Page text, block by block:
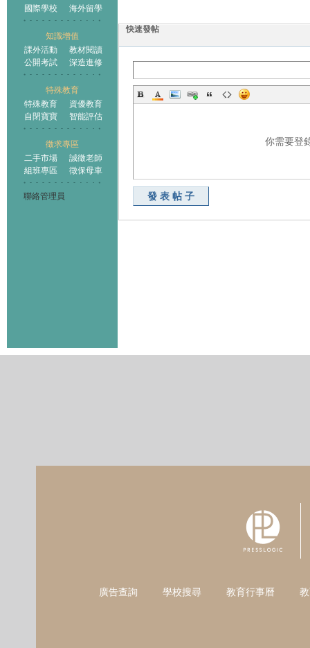
國際學校
海外留學
知識增值
課外活動
教材閱讀
公開考試
深造進修
特殊教育
特殊教育
資優教育
自閉寶寶
智能評估
徵求專區
二手市場
誠徵老師
組班專區
徵保母車
聯絡管理員
快速發帖
你需要登
發表帖子
廣告查詢 學校搜尋 教育行事曆